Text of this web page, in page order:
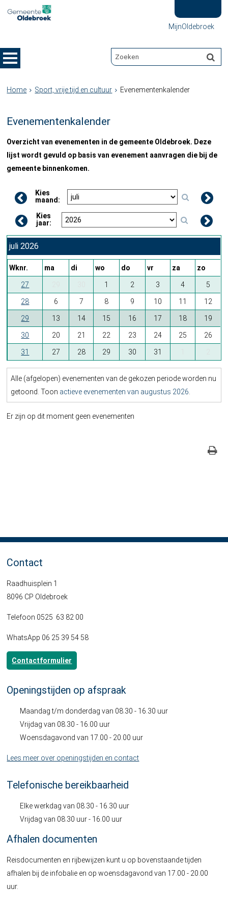
MijnOldebroek
Home Sport, vrije tijd en cultuur Evenementenkalender
Evenementenkalender
Overzicht van evenementen in de gemeente Oldebroek. Deze
lijst wordt gevuld op basis van evenement aanvragen die bij de
gemeente binnenkomen.
Kies
maand:
Kies
jaar:
juli 2026
Wknr. ma di wo do vr za zo
27 1 2 3 4 5
28 6 7 8 9 10 11 12
29 13 14 15 16 17 18 19
30 20 21 22 23 24 25 26
31 27 28 29 30 31
Alle (afgelopen) evenementen van de gekozen periode worden nu
getoond. Toon actieve evenementen van augustus 2026
Er zijn op dit moment geen evenementen
Contact
Raadhuisplein 1
8096 CP Oldebroek
Telefoon 0525 63 82 00
WhatsApp 06 25 39 54 58
Contactformulier
Openingstijden op afspraak
Maandag t/m donderdag van 08.30 - 16.30 uur
Vrijdag van 08.30 - 16.00 uur
Woensdagavond van 17.00 - 20.00 uur
Lees meer over openingstijden en contact
Telefonische bereikbaarheid
Elke werkdag van 08.30 - 16.30 uur
Vrijdag van 08.30 uur - 16.00 uur
Afhalen documenten
Reisdocumenten en rijbewijzen kunt u op bovenstaande tijden
afhalen bij de infobalie en op woensdagavond van 17.00 - 20.00
uur.